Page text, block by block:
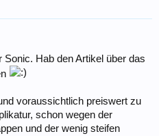
Sonic. Hab den Artikel über das
voraussichtlich preiswert zu
schon wegen der
und der wenig steifen